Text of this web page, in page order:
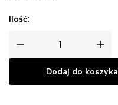
Ilość:
Dodaj do koszyka